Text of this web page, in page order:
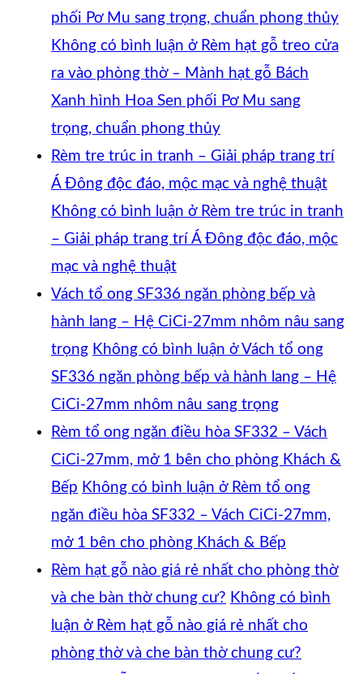
phối Pơ Mu sang trọng, chuẩn phong thủy
Không có bình luận ở Rèm hạt gỗ treo cửa
ra vào phòng thờ – Mành hạt gỗ Bách
Xanh hình Hoa Sen phối Pơ Mu sang
trọng, chuẩn phong thủy
Rèm tre trúc in tranh – Giải pháp trang trí
Á Đông độc đáo, mộc mạc và nghệ thuật
Không có bình luận ở Rèm tre trúc in tranh
– Giải pháp trang trí Á Đông độc đáo, mộc
mạc và nghệ thuật
Vách tổ ong SF336 ngăn phòng bếp và
hành lang – Hệ CiCi-27mm nhôm nâu sang
trọng Không có bình luận ở Vách tổ ong
SF336 ngăn phòng bếp và hành lang – Hệ
CiCi-27mm nhôm nâu sang trọng
Rèm tổ ong ngăn điều hòa SF332 – Vách
CiCi-27mm, mở 1 bên cho phòng Khách &
Bếp Không có bình luận ở Rèm tổ ong
ngăn điều hòa SF332 – Vách CiCi-27mm,
mở 1 bên cho phòng Khách & Bếp
Rèm hạt gỗ nào giá rẻ nhất cho phòng thờ
và che bàn thờ chung cư? Không có bình
luận ở Rèm hạt gỗ nào giá rẻ nhất cho
phòng thờ và che bàn thờ chung cư?